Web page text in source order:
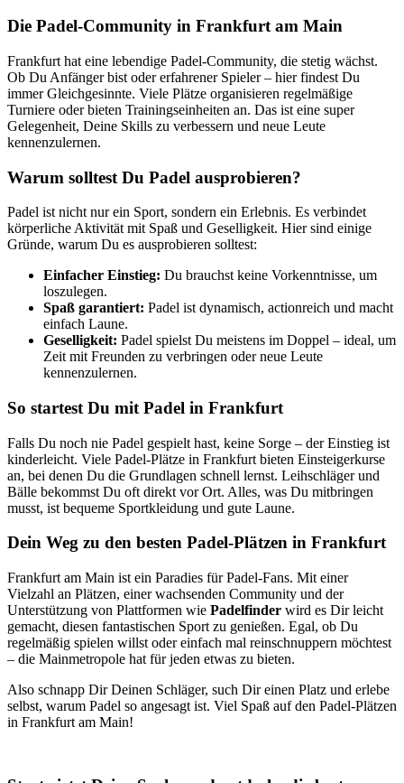
Die Padel-Community in Frankfurt am Main
Frankfurt hat eine lebendige Padel-Community, die stetig wächst.
Ob Du Anfänger bist oder erfahrener Spieler – hier findest Du
immer Gleichgesinnte. Viele Plätze organisieren regelmäßige
Turniere oder bieten Trainingseinheiten an. Das ist eine super
Gelegenheit, Deine Skills zu verbessern und neue Leute
kennenzulernen.
Warum solltest Du Padel ausprobieren?
Padel ist nicht nur ein Sport, sondern ein Erlebnis. Es verbindet
körperliche Aktivität mit Spaß und Geselligkeit. Hier sind einige
Gründe, warum Du es ausprobieren solltest:
Einfacher Einstieg: Du brauchst keine Vorkenntnisse, um
loszulegen.
Spaß garantiert: Padel ist dynamisch, actionreich und macht
einfach Laune.
Geselligkeit: Padel spielst Du meistens im Doppel – ideal, um
Zeit mit Freunden zu verbringen oder neue Leute
kennenzulernen.
So startest Du mit Padel in Frankfurt
Falls Du noch nie Padel gespielt hast, keine Sorge – der Einstieg ist
kinderleicht. Viele Padel-Plätze in Frankfurt bieten Einsteigerkurse
an, bei denen Du die Grundlagen schnell lernst. Leihschläger und
Bälle bekommst Du oft direkt vor Ort. Alles, was Du mitbringen
musst, ist bequeme Sportkleidung und gute Laune.
Dein Weg zu den besten Padel-Plätzen in Frankfurt
Frankfurt am Main ist ein Paradies für Padel-Fans. Mit einer
Vielzahl an Plätzen, einer wachsenden Community und der
Unterstützung von Plattformen wie Padelfinder wird es Dir leicht
gemacht, diesen fantastischen Sport zu genießen. Egal, ob Du
regelmäßig spielen willst oder einfach mal reinschnuppern möchtest
– die Mainmetropole hat für jeden etwas zu bieten.
Also schnapp Dir Deinen Schläger, such Dir einen Platz und erlebe
selbst, warum Padel so angesagt ist. Viel Spaß auf den Padel-Plätzen
in Frankfurt am Main!